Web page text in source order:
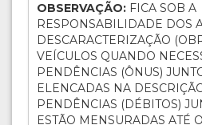
OBSERVAÇÃO: FICA SOB A
RESPONSABILIDADE DOS
DESCARACTERIZAÇÃO
VEÍCULOS QUANDO
PENDÊNCIAS (ÔNUS)
ELENCADAS NA
PENDÊNCIAS (DÉBITOS)
ESTÃO MENSURADAS ATÉ